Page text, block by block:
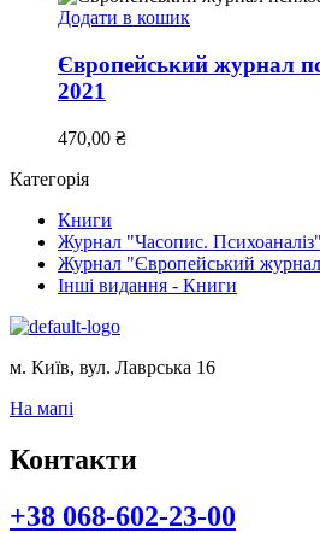
Додати в кошик
Європейський журнал
2021
470,00 ₴
Категорія
Книги
Журнал "Часопис. Психоаналіз"
Журнал "Європейський журнал
Інші видання - Книги
м. Київ, вул. Лаврська 16
На мапі
Контакти
+38 068-602-23-00